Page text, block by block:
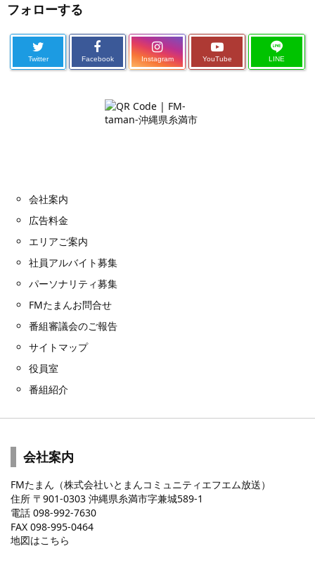
フォローする
Twitter Facebook Instagram YouTube LINE
会社案内
広告料金
エリアご案内
社員アルバイト募集
パーソナリティ募集
FMたまんお問合せ
番組審議会のご報告
サイトマップ
役員室
番組紹介
会社案内
FMたまん（株式会社いとまんコミュニティエフエム放送）
住所 〒901-0303 沖縄県糸満市字兼城589-1
電話 098-992-7630
FAX 098-995-0464
地図はこちら